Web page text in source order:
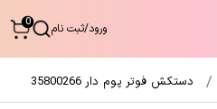
ورود/ثبت نام 0
دستکش فوتر پوم دار 35800266